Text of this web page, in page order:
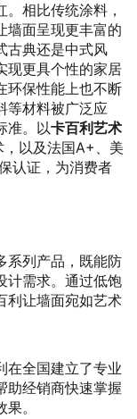
相比传统涂料，
墙面呈现更丰富的
古典还是中式风
现更具个性的家居
环保性能上也不断
等材料被广泛应
准。以卡百利艺术
，以及法国A+、美
认证，为消费者
系列产品，既能防
计需求。通过低饱
利让墙面宛如艺术
在全国建立了专业
助经销商快速掌握
。